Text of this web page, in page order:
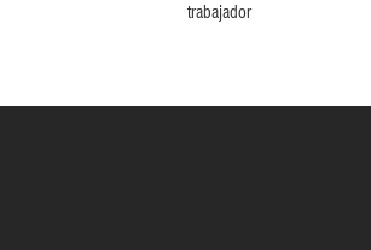
trabajador